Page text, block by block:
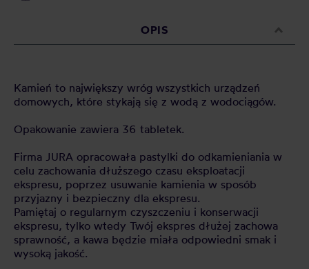
OPIS
Kamień to największy wróg wszystkich urządzeń
domowych, które stykają się z wodą z wodociągów.
Opakowanie zawiera 36 tabletek.
Firma JURA opracowała pastylki do odkamieniania w
celu zachowania dłuższego czasu eksploatacji
ekspresu, poprzez usuwanie kamienia w sposób
przyjazny i bezpieczny dla ekspresu.
Pamiętaj o regularnym czyszczeniu i konserwacji
ekspresu, tylko wtedy Twój ekspres dłużej zachowa
sprawność, a kawa będzie miała odpowiedni smak i
wysoką jakość.